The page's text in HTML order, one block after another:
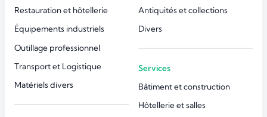
Restauration et hôtellerie
Équipements industriels
Outillage professionnel
Transport et Logistique
Matériels divers
Antiquités et collections
Divers
Services
Bâtiment et construction
Hôtellerie et salles